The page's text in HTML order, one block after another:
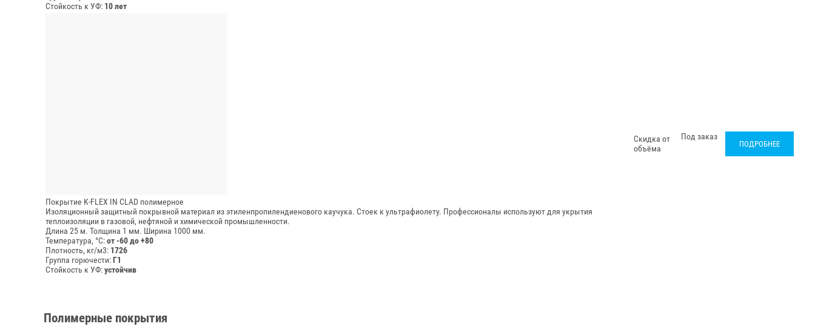
Стойкость к УФ: 10 лет
Покрытие K-FLEX IN CLAD полимерное
Изоляционный защитный покрывной материал из этиленпропилендиенового каучука. Стоек к ультрафиолету. Профессионалы используют для укрытия
теплоизоляции в газовой, нефтяной и химической промышленности.
Длина 25 м. Толщина 1 мм. Ширина 1000 мм.
Температура, °C:от -60 до +80
Плотность, кг/м3: 1726
Группа горючести:Г1
Стойкость к УФ:устойчив
Скидка от
объёма
Под заказ
ПОДРОБНЕЕ
Полимерные покрытия